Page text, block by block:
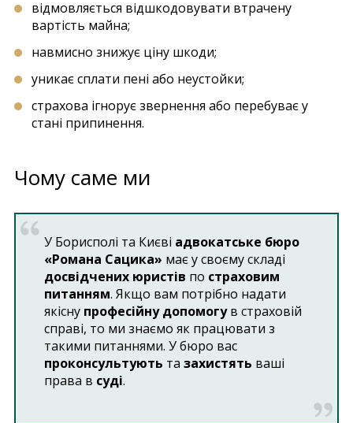
відмовляється відшкодовувати втрачену
вартість майна;
навмисно знижує ціну шкоди;
уникає сплати пені або неустойки;
страхова ігнорує звернення або перебуває у
стані припинення.
Чому саме ми
У Борисполі та Києві адвокатське бюро
«Романа Сацика» має у своєму складі
досвідчених юристів по страховим
питанням. Якщо вам потрібно надати
якісну професійну допомогув страховій
справі, то ми знаємо як працювати з
такими питаннями. У бюро вас
проконсультують та захистять ваші
права в суді.